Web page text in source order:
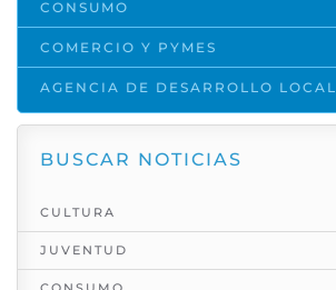
CONSUMO
COMERCIO Y PYMES
AGENCIA DE DESARROLLO LOCAL
BUSCAR NOTICIAS
CULTURA
JUVENTUD